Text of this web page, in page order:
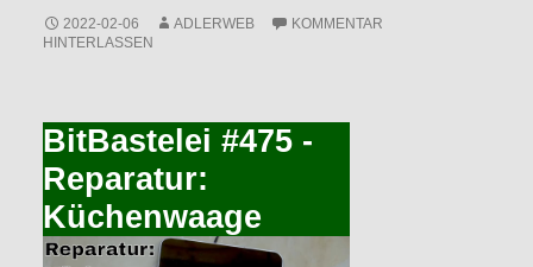
2022-02-06 ADLERWEB
KOMMENTAR
HINTERLASSEN
BitBastelei #475 -
Reparatur:
Küchenwaage